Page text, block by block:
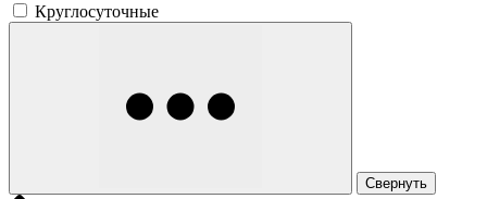
Круглосуточные
Свернуть